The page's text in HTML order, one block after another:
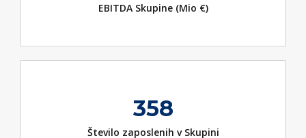
EBITDA Skupine (Mio €)
358
Število zaposlenih v Skupini